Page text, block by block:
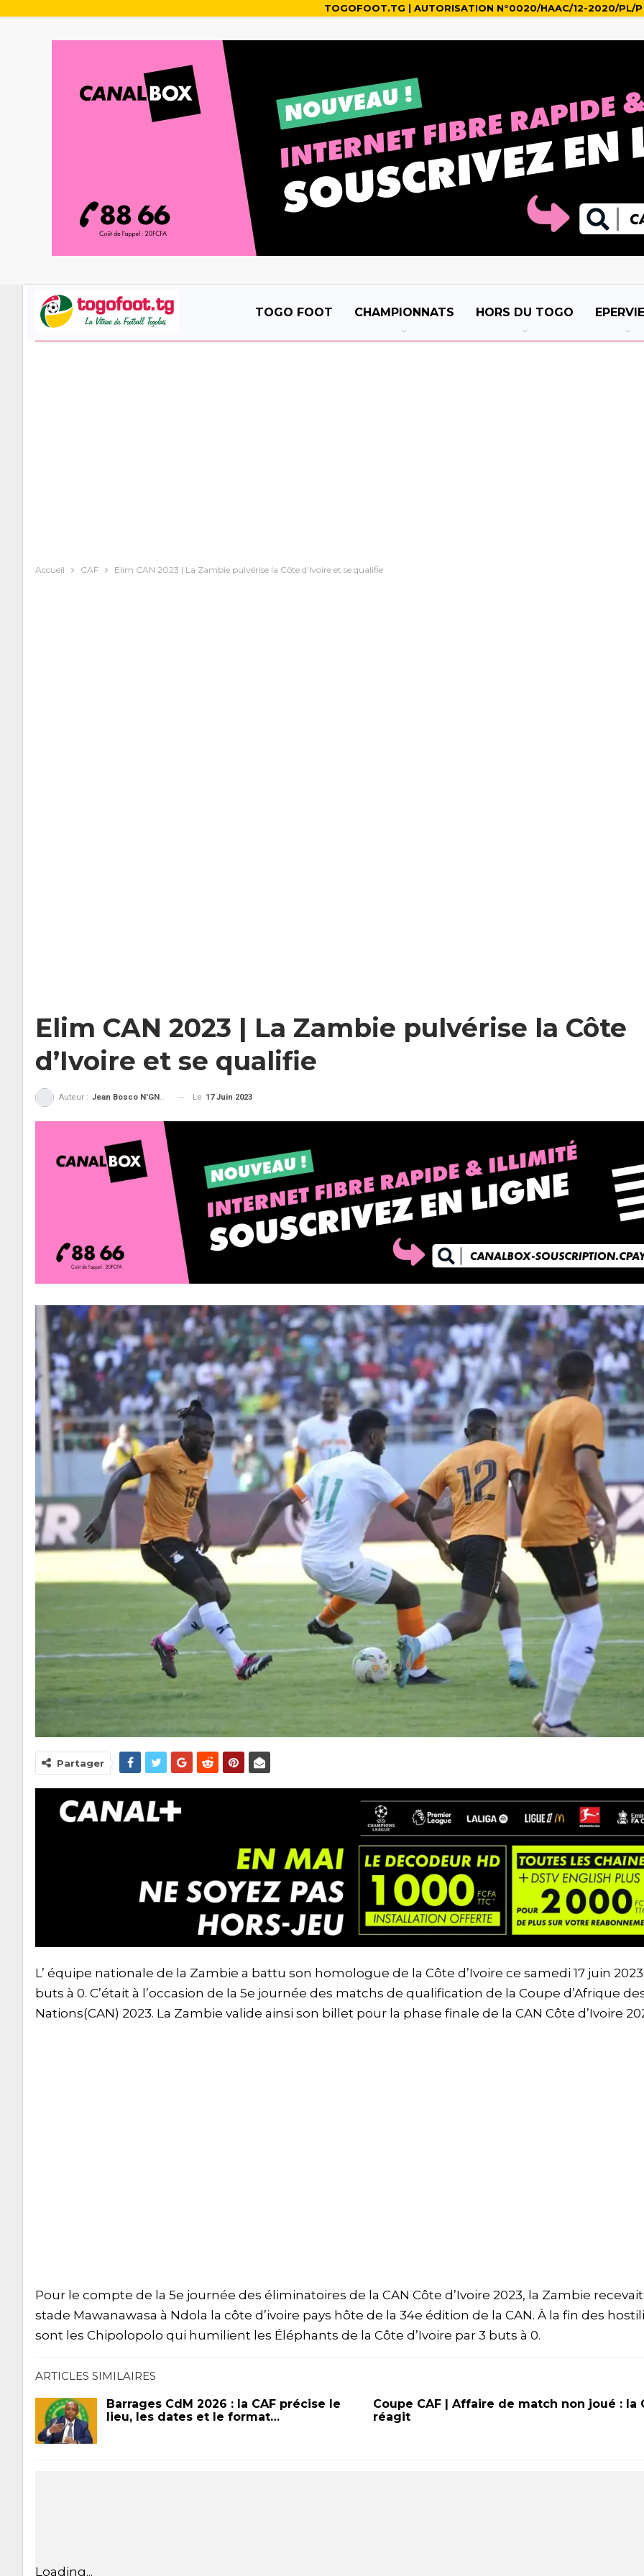
TOGOFOOT.TG | AUTORISATION N°0020/HAAC/12-2020/PL/P
TOGO FOOT CHAMPIONNATS HORS DU TOGO
Accueil CAF Elim CAN 2023 | La Zambie pulvérise la Côte d’Ivoire et se qualifie
Elim CAN 2023 | La Zambie pulvérise la Côte
d’Ivoire et se qualifie
Auteur : Jean Bosco N'GNAMA Le 17 Juin 2023
Partager
L’ équipe nationale de la Zambie a battu son homologue de la Côte d’Ivoire ce samedi 17 juin
buts à 0. C’était à l’occasion de la 5e journée des matchs de qualification de la Coupe d’Afrique
Nations(CAN) 2023. La Zambie valide ainsi son billet pour la phase finale de la CAN Côte d’Ivoire
Pour le compte de la 5e journée des éliminatoires de la CAN Côte d’Ivoire 2023, la Zambie
stade Mawanawasa à Ndola la côte d’ivoire pays hôte de la 34e édition de la CAN. À la fin des
sont les Chipolopolo qui humilient les Éléphants de la Côte d’Ivoire par 3 buts à 0.
ARTICLES SIMILAIRES
Barrages CdM 2026 : la CAF précise le
lieu, les dates et le format…
Coupe CAF | Affaire de match non joué : la
réagit
Loading...